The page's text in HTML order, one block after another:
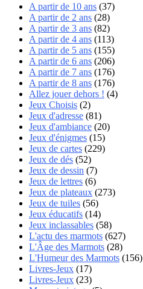
A partir de 10 ans (37)
A partir de 2 ans (28)
A partir de 3 ans (82)
A partir de 4 ans (113)
A partir de 5 ans (155)
A partir de 6 ans (206)
A partir de 7 ans (176)
A partir de 8 ans (176)
Allez jouer dehors ! (4)
Jeux Choisis (2)
Jeux d'adresse (81)
Jeux d'ambiance (20)
Jeux d'énigmes (15)
Jeux de cartes (229)
Jeux de dés (52)
Jeux de dessin (7)
Jeux de lettres (6)
Jeux de plateaux (273)
Jeux de tuiles (56)
Jeux éducatifs (14)
Jeux inclassables (58)
L'actu des marmots (627)
L'Âge des Marmots (28)
L'Humeur des Marmots (156)
Livres-Jeux (17)
Livres-Jeux (23)